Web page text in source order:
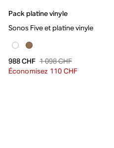
Pack platine vinyle
Sonos Five et platine vinyle
988 CHF 1 098 CHF
Économisez 110 CHF